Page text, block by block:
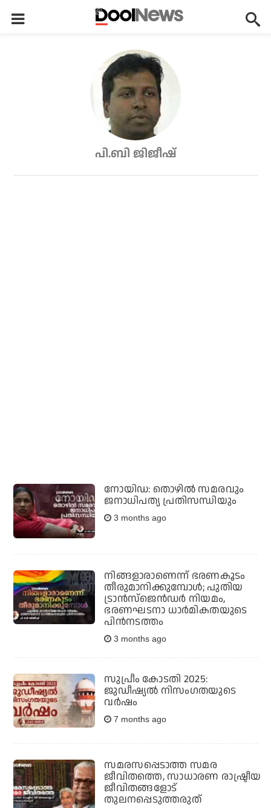
പി.ബി ജിജീഷ്
നോയിഡ: തൊഴില്‍ സമരവും
ജനാധിപത്യ പ്രതിസന്ധിയും
3 months ago
നിങ്ങളാരാണെന്ന് ഭരണകൂടം
തീരുമാനിക്കുമ്പോള്‍; പുതിയ
ട്രാന്‍സ്‌ജെന്‍ഡര്‍ നിയമം,
ഭരണഘടനാ ധാര്‍മികതയുടെ
പിന്‍നടത്തം
3 months ago
സുപ്രീം കോടതി 2025:
ജുഡീഷ്യല്‍ നിസംഗതയുടെ
വര്‍ഷം
7 months ago
സമരസപ്പെടാത്ത സമര
ജീവിതത്തെ, സാധാരണ രാഷ്ട്രീയ
ജീവിതങ്ങളോട്
തുലനപ്പെടുത്തരുത്